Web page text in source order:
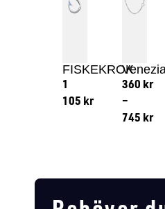
FISKEKROK
1
105 kr
360 kr
–
745 kr